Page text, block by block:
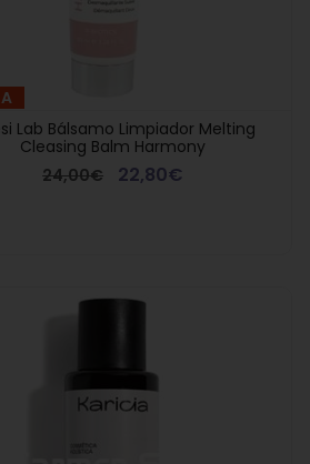
Lab Bálsamo Limpiador Melting
Cleasing Balm Harmony
24,00€
22,80€
Compras
a 90€